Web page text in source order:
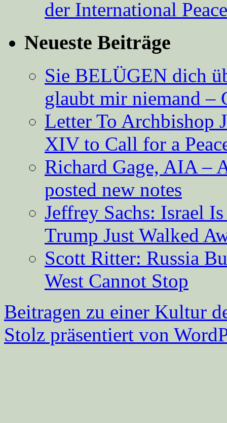
der International
Neueste Beiträge
Sie BELÜGEN dich
glaubt mir niemand –
Letter To Archbishop
XIV to Call for a
Richard Gage, AIA –
posted new notes
Jeffrey Sachs: Israel
Trump Just Walked
Scott Ritter: Russia
West Cannot Stop
Beitragen zu einer Kultur
Stolz präsentiert von